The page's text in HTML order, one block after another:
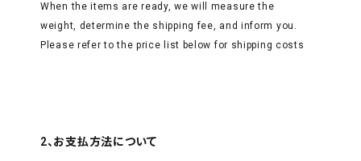
When the items are ready, we will measure the
weight, determine the shipping fee, and inform you.
Please refer to the price list below for shipping costs
2、お支払方法について